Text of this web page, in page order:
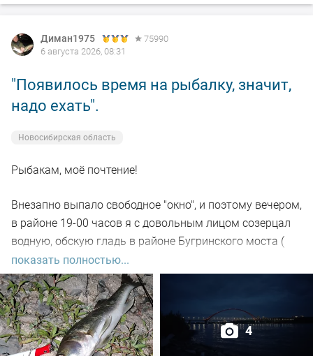
Диман1975
75990
6 августа 2026, 08:31
"Появилось время на рыбалку, значит,
надо ехать".
Новосибирская область
Рыбакам, моё почтение!
Внезапно выпало свободное "окно", и поэтому вечером,
в районе 19-00 часов я с довольным лицом созерцал
водную, обскую гладь в районе Бугринского моста (
правый берег).
Отдыхающего люда просто тьма, и на берегу ,и на
воде. Сапы, катера, гидроциклы всяких мастей
поднимали нехилую волну до самой темноты.
показать полностью...
4